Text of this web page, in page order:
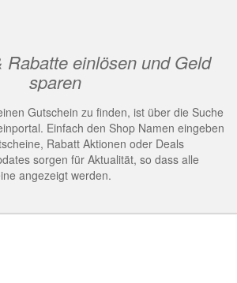
Rabatte einlösen und Geld
sparen
Gutschein zu finden, ist über die Suche
Einfach den Shop Namen eingeben
Rabatt Aktionen oder Deals
sorgen für Aktualität, so dass alle
angezeigt werden.